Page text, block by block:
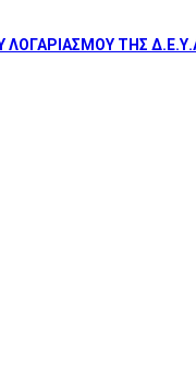
ΛΟΓΑΡΙΑΣΜΟΥ ΤΗΣ